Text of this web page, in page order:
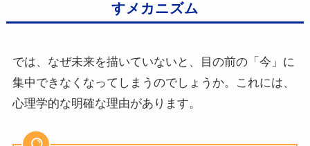
すメカニズム
では、なぜ未来を描いていないと、目の前の「今」に
集中できなくなってしまうのでしょうか。これには、
心理学的な明確な理由があります。